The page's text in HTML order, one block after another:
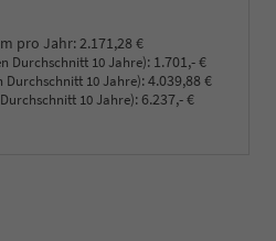
pro Jahr: 2.171,28 €
Durchschnitt 10 Jahre): 1.701,- €
Durchschnitt 10 Jahre):4.039,88 €
10 Jahre): 6.237,- €